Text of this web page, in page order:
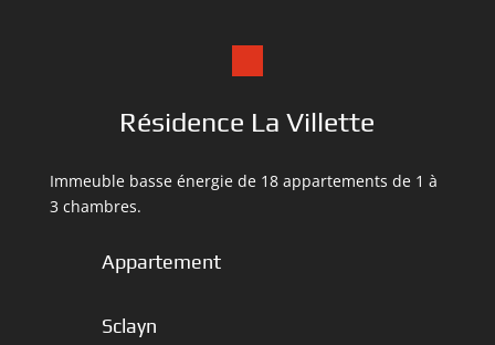
Résidence La Villette
Immeuble basse énergie de 18 appartements de 1 à
3 chambres.
Appartement
Sclayn